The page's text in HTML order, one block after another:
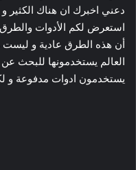
دعني اخبرك ان هناك
استعرض لكم الأدوات والطرق
أن هذه الطرق عادية و
العالم يستخدمونها للبحث
يستخدمون ادوات مدفوعة و